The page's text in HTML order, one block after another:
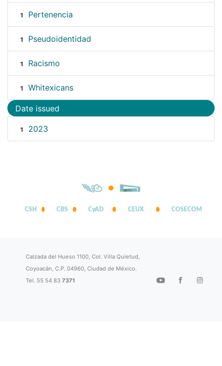
1 Pertenencia
1 Pseudoidentidad
1 Racismo
1 Whitexicans
Date issued
1 2023
CSH CBS CyAD CEUX COSECOM
Calzada del Hueso 1100, Col. Villa Quietud,
Coyoacán, C.P. 04960, Ciudad de México.
Tel. 55 54 837371